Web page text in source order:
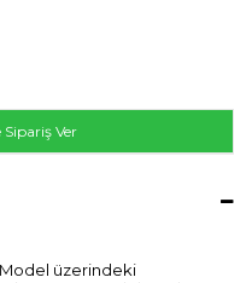
Ver
üzerindeki